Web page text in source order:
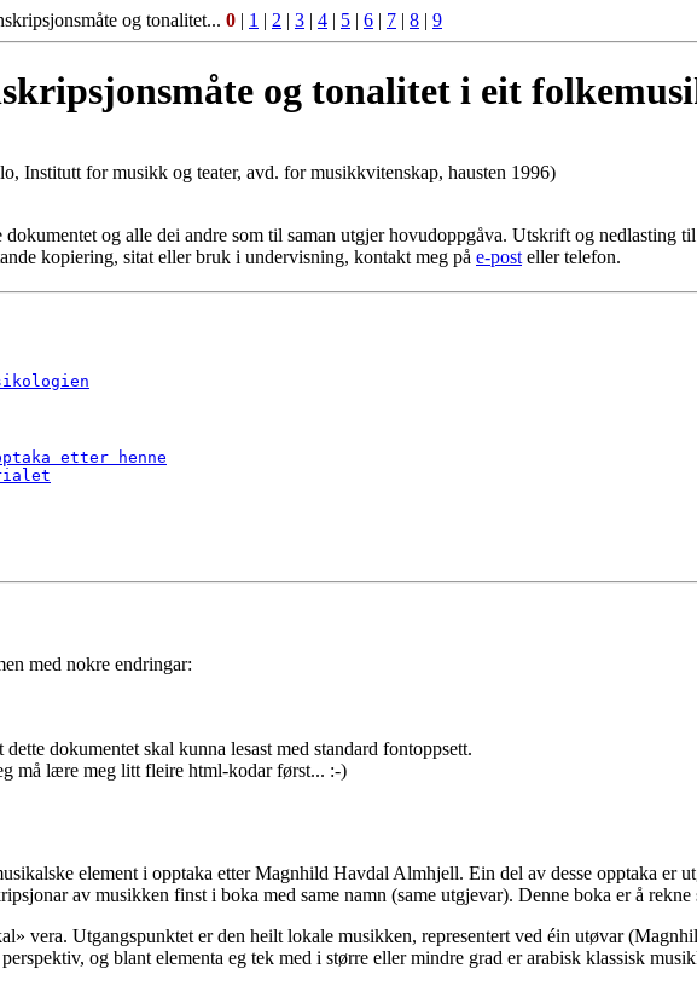
og tonalitet... 0 | 1 | 2 | 3 | 4 | 5 | 6 | 7 | 8 | 9
og tonalitet i eit
Institutt for musikk og teater, avd. for musikkvitenskap, hausten 1996)
og alle dei andre som til saman utgjer hovudoppgåva. Utskrift og nedlasting
kopiering, sitat eller bruk i undervisning, kontakt meg på e-post eller telefon.
etter henne
med nokre endringar:
dokumentet skal kunna lesast med standard fontoppsett.
må lære meg litt fleire html-kodar først... :-)
element i opptaka etter Magnhild Havdal Almhjell. Ein del av desse opptaka er
av musikken finst i boka med same namn (same utgjevar). Denne boka er å
vera. Utgangspunktet er den heilt lokale musikken, representert ved éin utøvar
og blant elementa eg tek med i større eller mindre grad er arabisk klassisk